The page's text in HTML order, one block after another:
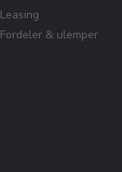
Leasing
Fordeler & ulemper